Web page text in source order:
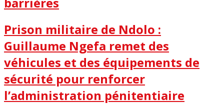
Prison militaire de Ndolo :
Guillaume Ngefa remet des
véhicules et des équipements de
sécurité pour renforcer
l’administration pénitentiaire